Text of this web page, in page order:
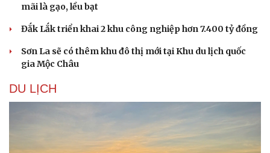
mãi là gạo, lều bạt
Đắk Lắk triển khai 2 khu công nghiệp hơn 7.400 tỷ đồng
Sơn La sẽ có thêm khu đô thị mới tại Khu du lịch quốc
gia Mộc Châu
DU LỊCH